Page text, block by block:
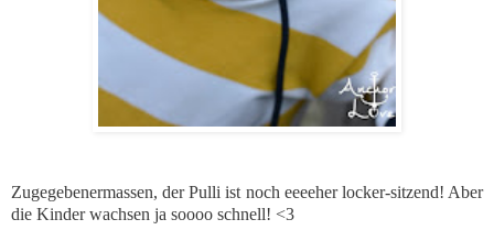
Zugegebenermassen, der Pulli ist noch eeeeher locker-sitzend! Aber
die Kinder wachsen ja soooo schnell! <3